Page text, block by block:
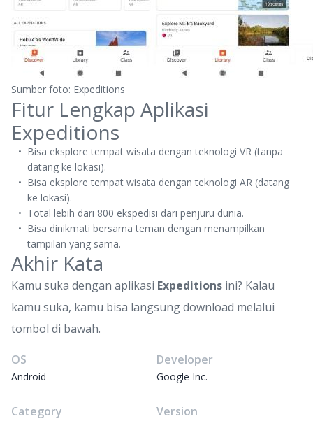
Sumber foto: Expeditions
Fitur Lengkap Aplikasi
Expeditions
Bisa eksplore tempat wisata dengan teknologi VR (tanpa
datang ke lokasi).
Bisa eksplore tempat wisata dengan teknologi AR (datang
ke lokasi).
Total lebih dari 800 ekspedisi dari penjuru dunia.
Bisa dinikmati bersama teman dengan menampilkan
tampilan yang sama.
Akhir Kata
Kamu suka dengan aplikasi Expeditions ini? Kalau
kamu suka, kamu bisa langsung download melalui
tombol di bawah.
OS
Android
Developer
Google Inc.
Category Version